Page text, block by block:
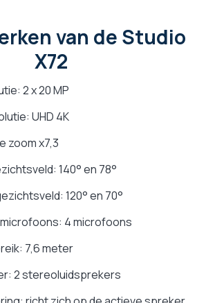
van de Studio
X72
2 x 20 MP
UHD 4K
zoom x7,3
140° en 78°
120° en 70°
4 microfoons
7,6 meter
2 stereoluidsprekers